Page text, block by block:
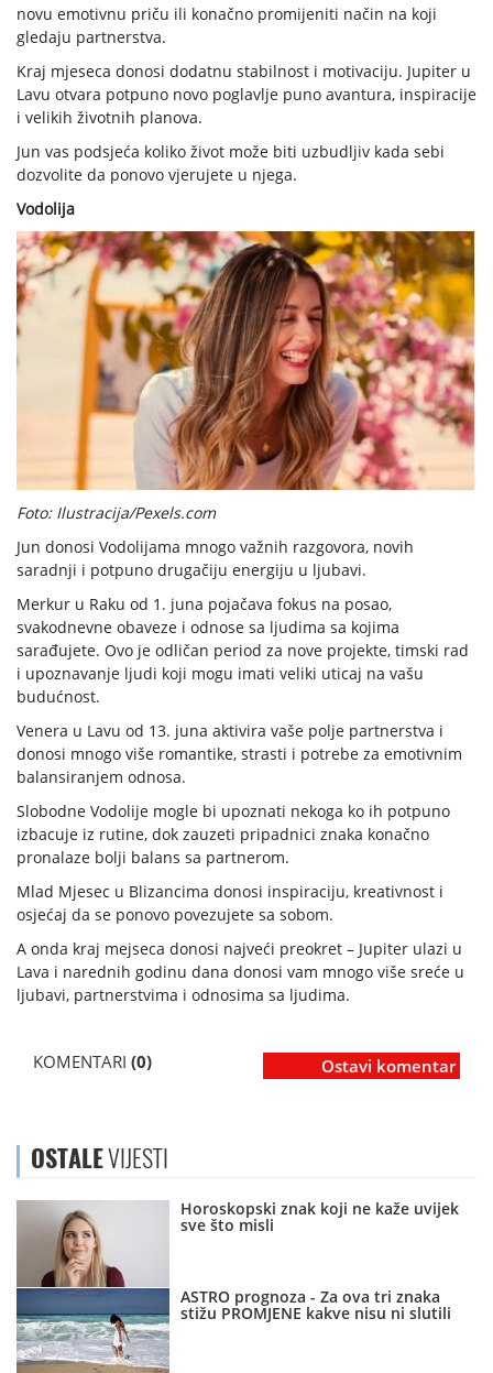
novu emotivnu priču ili konačno promijeniti način na koji
gledaju partnerstva.
Kraj mjeseca donosi dodatnu stabilnost i motivaciju. Jupiter u
Lavu otvara potpuno novo poglavlje puno avantura, inspiracije
i velikih životnih planova.
Jun vas podsjeća koliko život može biti uzbudljiv kada sebi
dozvolite da ponovo vjerujete u njega.
Vodolija
Foto: Ilustracija/Pexels.com
Jun donosi Vodolijama mnogo važnih razgovora, novih
saradnji i potpuno drugačiju energiju u ljubavi.
Merkur u Raku od 1. juna pojačava fokus na posao,
svakodnevne obaveze i odnose sa ljudima sa kojima
sarađujete. Ovo je odličan period za nove projekte, timski rad
i upoznavanje ljudi koji mogu imati veliki uticaj na vašu
budućnost.
Venera u Lavu od 13. juna aktivira vaše polje partnerstva i
donosi mnogo više romantike, strasti i potrebe za emotivnim
balansiranjem odnosa.
Slobodne Vodolije mogle bi upoznati nekoga ko ih potpuno
izbacuje iz rutine, dok zauzeti pripadnici znaka konačno
pronalaze bolji balans sa partnerom.
Mlad Mjesec u Blizancima donosi inspiraciju, kreativnost i
osjećaj da se ponovo povezujete sa sobom.
A onda kraj mejseca donosi najveći preokret – Jupiter ulazi u
Lava i narednih godinu dana donosi vam mnogo više sreće u
ljubavi, partnerstvima i odnosima sa ljudima.
KOMENTARI (0) Ostavi komentar
OSTALEVIJESTI
Horoskopski znak koji ne kaže uvijek
sve što misli
ASTRO prognoza - Za ova tri znaka
stižu PROMJENE kakve nisu ni slutili